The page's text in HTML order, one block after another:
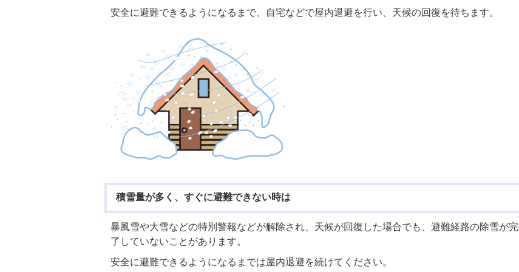
安全に避難できるようになるまで、自宅などで屋内退避を行い、天候の回復を待ちます。
積雪量が多く、すぐに避難できない時は
暴風雪や大雪などの特別警報などが解除され、天候が回復した場合でも、避難経路の除雪が完
了していないことがあります。
安全に避難できるようになるまでは屋内退避を続けてください。